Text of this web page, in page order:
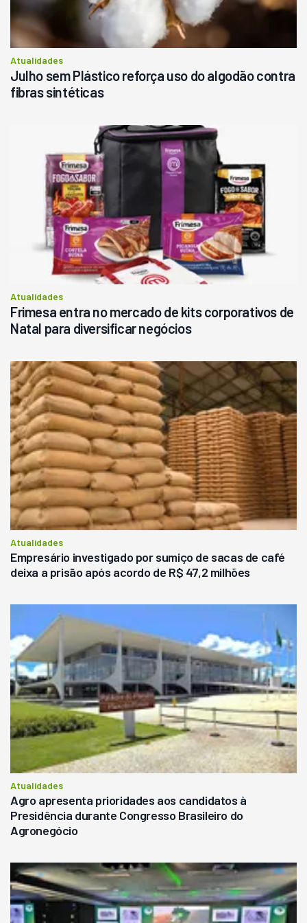
Atualidades
Julho sem Plástico reforça uso do algodão contra
fibras sintéticas
Atualidades
Frimesa entra no mercado de kits corporativos de
Natal para diversificar negócios
Atualidades
Empresário investigado por sumiço de sacas de café
deixa a prisão após acordo de R$ 47,2 milhões
Atualidades
Agro apresenta prioridades aos candidatos à
Presidência durante Congresso Brasileiro do
Agronegócio